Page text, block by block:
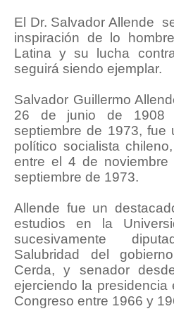
El Dr. Salvador Allende
inspiración de lo
Latina y su lucha
seguirá siendo ejemplar.
Salvador Guillermo
26 de junio de
septiembre de 1973, fue
político socialista
entre el 4 de
septiembre de 1973.
Allende fue un
estudios en la
sucesivamente
Salubridad del
Cerda, y senador
ejerciendo la presidencia
Congreso entre 1966 y